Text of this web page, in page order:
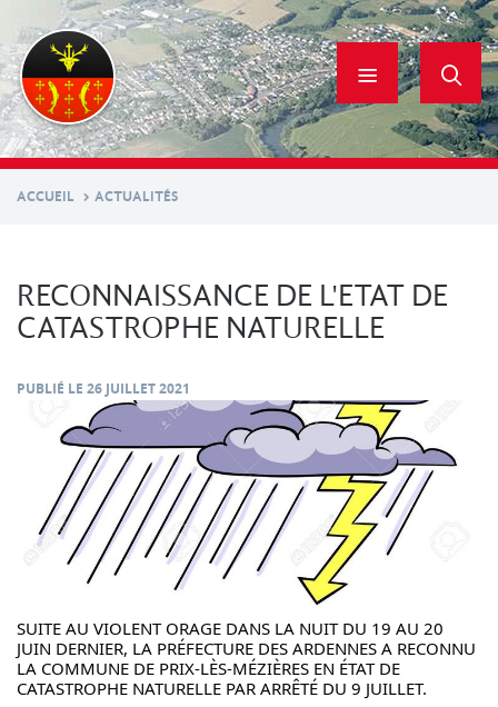
contenu
principal
ACCUEIL ACTUALITÉS
RECONNAISSANCE DE L'ETAT DE
CATASTROPHE NATURELLE
PUBLIÉ LE 26 JUILLET 2021
SUITE AU VIOLENT ORAGE DANS LA NUIT DU 19 AU 20
JUIN DERNIER, LA PRÉFECTURE DES ARDENNES A RECONNU
LA COMMUNE DE PRIX-LÈS-MÉZIÈRES EN ÉTAT DE
CATASTROPHE NATURELLE PAR ARRÊTÉ DU 9 JUILLET.